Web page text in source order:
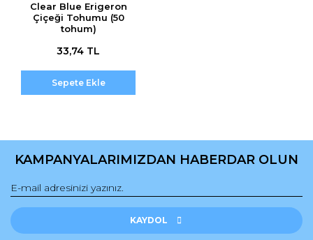
Clear Blue Erigeron
Çiçeği Tohumu (50
tohum)
33,74 TL
Sepete Ekle
KAMPANYALARIMIZDAN HABERDAR OLUN
KAYDOL